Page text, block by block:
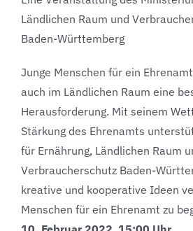
Ländlichen Raum und
Baden-Württemberg
Junge Menschen für ein
auch im Ländlichen Raum eine
Herausforderung. Mit seinem
Stärkung des Ehrenamts
für Ernährung, Ländlichen Raum
Verbraucherschutz Baden-
kreative und kooperative Ideen
Menschen für ein Ehrenamt zu